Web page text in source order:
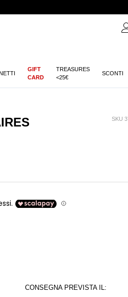
GIFT
CARD
TREASURES
<25€
SCONTI
SKU
CONSEGNA PREVISTA IL: